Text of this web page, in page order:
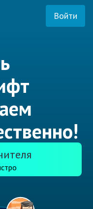
Войти